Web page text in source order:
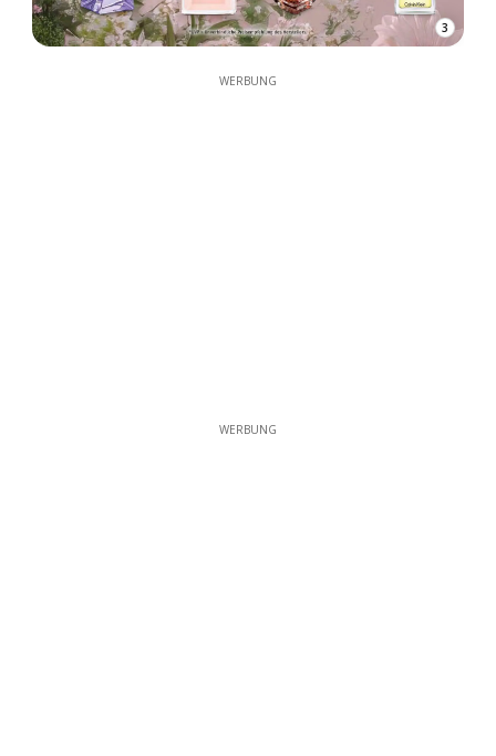
3
WERBUNG
WERBUNG